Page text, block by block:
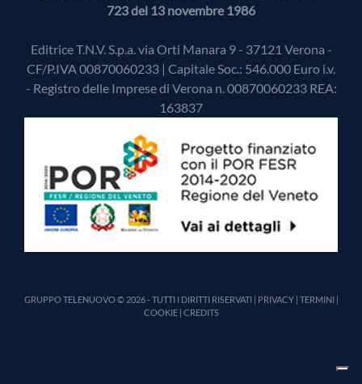
723 del 13 novembre 1986
Editrice T.N.V. S.p.a. via Orti Manara 9 - 37121 Verona -
CF/P.IVA 00870060233 | Capitale Soc.: 546.000 Euro i.v.
- Registro delle Imprese di Verona n. 00870060233 REA:
163837
GRUPPO TELENUOVO © 2026 - TUTTI I DIRITTI RISERVATI | PRIVACY| TERMINI|
COOKIE| CREDITS